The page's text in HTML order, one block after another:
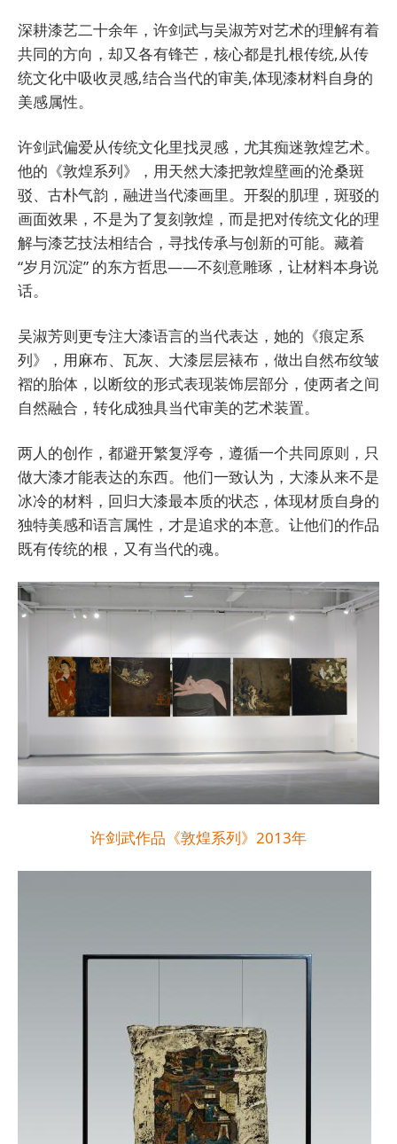
深耕漆艺二十余年，许剑武与吴淑芳对艺术的理解有着
共同的方向，却又各有锋芒，核心都是扎根传统,从传
统文化中吸收灵感,结合当代的审美,体现漆材料自身的
美感属性。
许剑武偏爱从传统文化里找灵感，尤其痴迷敦煌艺术。
他的《敦煌系列》，用天然大漆把敦煌壁画的沧桑斑
驳、古朴气韵，融进当代漆画里。开裂的肌理，斑驳的
画面效果，不是为了复刻敦煌，而是把对传统文化的理
解与漆艺技法相结合，寻找传承与创新的可能。藏着
“岁月沉淀” 的东方哲思——不刻意雕琢，让材料本身说
话。
吴淑芳则更专注大漆语言的当代表达，她的《痕定系
列》，用麻布、瓦灰、大漆层层裱布，做出自然布纹皱
褶的胎体，以断纹的形式表现装饰层部分，使两者之间
自然融合，转化成独具当代审美的艺术装置。
两人的创作，都避开繁复浮夸，遵循一个共同原则，只
做大漆才能表达的东西。他们一致认为，大漆从来不是
冰冷的材料，回归大漆最本质的状态，体现材质自身的
独特美感和语言属性，才是追求的本意。让他们的作品
既有传统的根，又有当代的魂。
许剑武作品《敦煌系列》2013年